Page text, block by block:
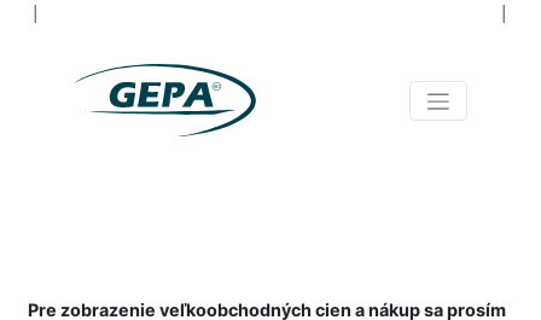
Pre zobrazenie veľkoobchodných cien a nákup sa prosím